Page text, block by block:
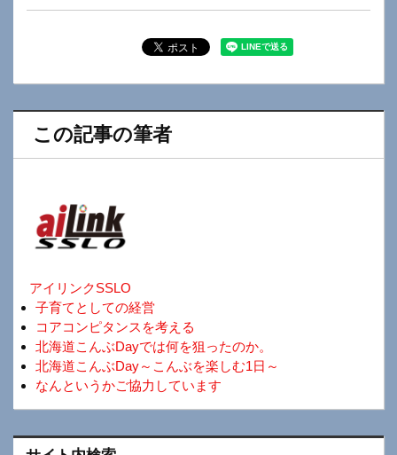
この記事の筆者
アイリンクSSLO
子育てとしての経営
コアコンピタンスを考える
北海道こんぶDayでは何を狙ったのか。
北海道こんぶDay～こんぶを楽しむ1日～
なんというかご協力しています